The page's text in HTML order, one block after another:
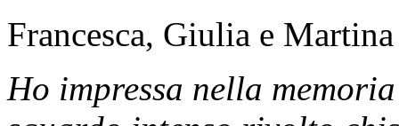
Francesca, Giulia e Martina
Ho impressa nella